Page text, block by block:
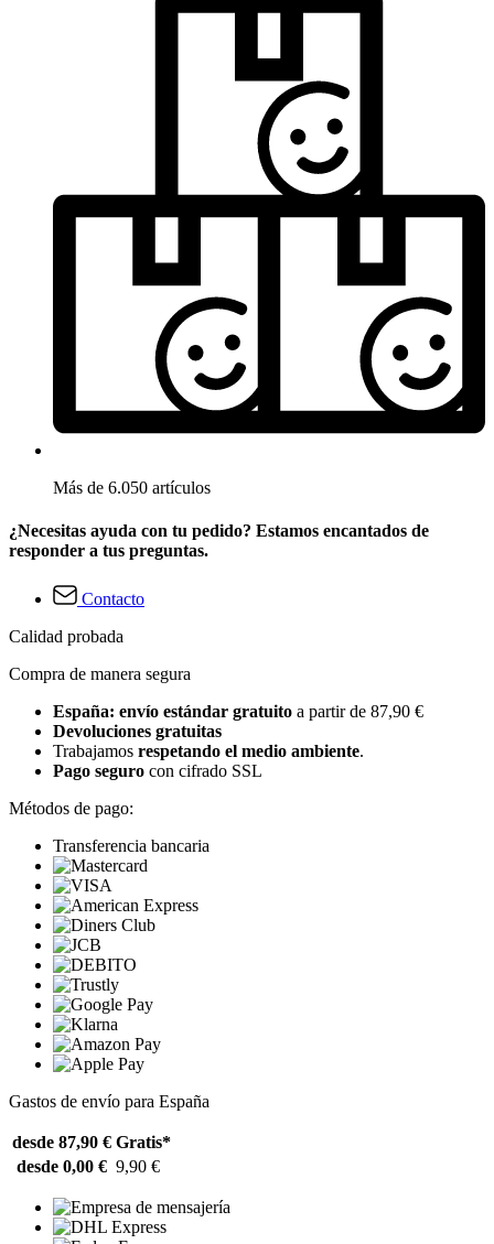
Más de 6.050 artículos
¿Necesitas ayuda con tu pedido? Estamos encantados de
responder a tus preguntas.
Contacto
Calidad probada
Compra de manera segura
España: envío estándar gratuito a partir de 87,90 €
Devoluciones gratuitas
Trabajamos respetando el medio ambiente.
Pago seguro con cifrado SSL
Métodos de pago:
Transferencia bancaria
Gastos de envío para España
desde 87,90 € Gratis*
desde 0,00 € 9,90 €